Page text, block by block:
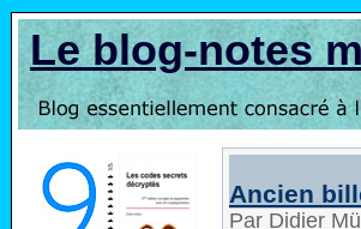
Le blog-notes
Ancien
Par Didier